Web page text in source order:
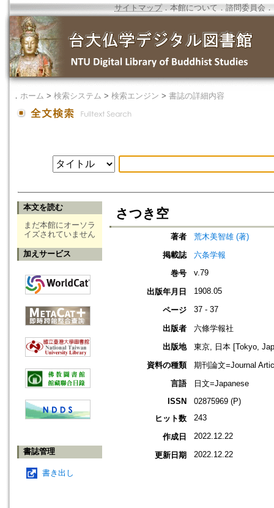
サイトマップ．本館について ． 諮問委員会 ．
． ホーム > 検索システム > 検索エンジン > 書誌の詳細内容
本文を読む
まだ本館にオーソラ
イズされていません
加えサービス
書誌管理
書き出し
さつき空
著者
荒木美智雄 (著)
掲載誌
六条学報
巻号
v.79
出版年月日 1908.05
ページ 37 - 37
出版者
六條学報社
出版地
東京, 日本 [Tokyo,
資料の種類
期刊論文=Journal
言語
日文=Japanese
ISSN
02875969 (P)
ヒット数
243
作成日 2022.12.22
更新日期 2022.12.22